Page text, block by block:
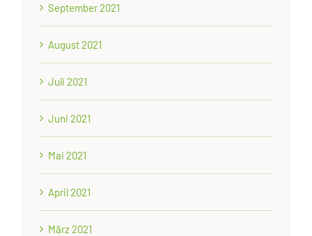
September 2021
August 2021
Juli 2021
Juni 2021
Mai 2021
April 2021
März 2021